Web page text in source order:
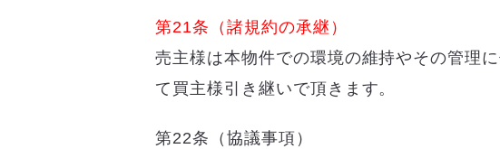
第21条（諸規約の承継）
売主様は本物件での環境の維持やその管理
て買主様引き継いで頂きます。
第22条（協議事項）